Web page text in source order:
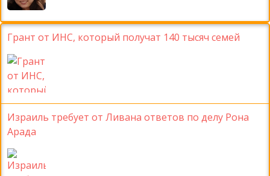
Грант от ИНС, который получат 140 тысяч семей
Израиль требует от Ливана ответов по делу Рона
Арада